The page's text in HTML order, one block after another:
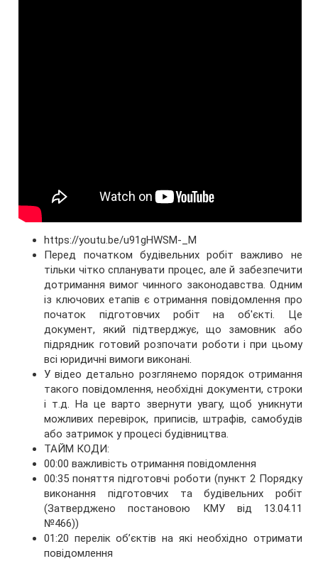
https://youtu.be/u91gHWSM-_M
Перед початком будівельних робіт важливо не
тільки чітко спланувати процес, але й забезпечити
дотримання вимог чинного законодавства. Одним
із ключових етапів є отримання повідомлення про
початок підготовчих робіт на об'єкті. Це
документ, який підтверджує, що замовник або
підрядник готовий розпочати роботи і при цьому
всі юридичні вимоги виконані.
У відео детально розглянемо порядок отримання
такого повідомлення, необхідні документи, строки
і т.д. На це варто звернути увагу, щоб уникнути
можливих перевірок, приписів, штрафів, самобудів
або затримок у процесі будівництва.
ТАЙМ КОДИ:
00:00 важливість отримання повідомлення
00:35 поняття підготовчі роботи (пункт 2 Порядку
виконання підготовчих та будівельних робіт
(Затверджено постановою КМУ від 13.04.11
№466))
01:20 перелік об’єктів на які необхідно отримати
повідомлення